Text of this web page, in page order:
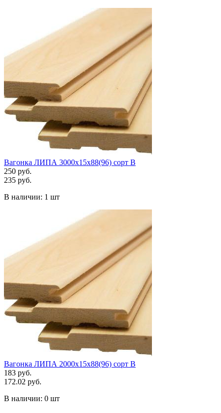
Вагонка ЛИПА 3000х15х88(96) сорт В
250 руб.
235 руб.
В наличии: 1 шт
Вагонка ЛИПА 2000х15х88(96) сорт В
183 руб.
172.02 руб.
В наличии: 0 шт